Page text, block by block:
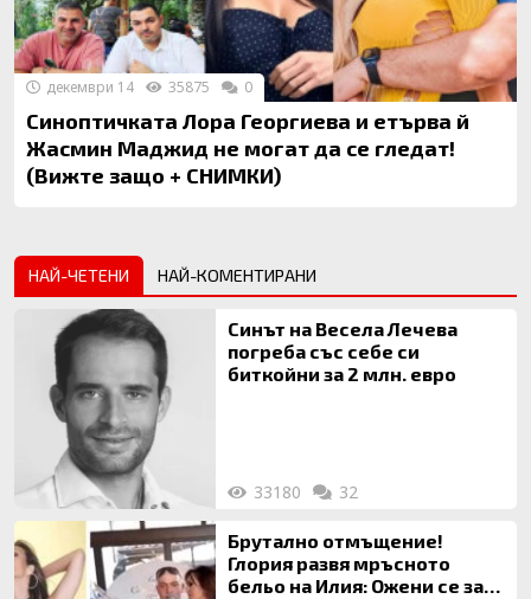
Синоптичката Лора Георгиева и етърва й
Жасмин Маджид не могат да се гледат!
(Вижте защо + СНИМКИ)
декември 14 35875 0
НАЙ-ЧЕТЕНИ НАЙ-КОМЕНТИРАНИ
Синът на Весела Лечева
погреба със себе си
биткойни за 2 млн. евро
33180 32
Брутално отмъщение!
Глория развя мръсното
бельо на Илия: Ожени се за